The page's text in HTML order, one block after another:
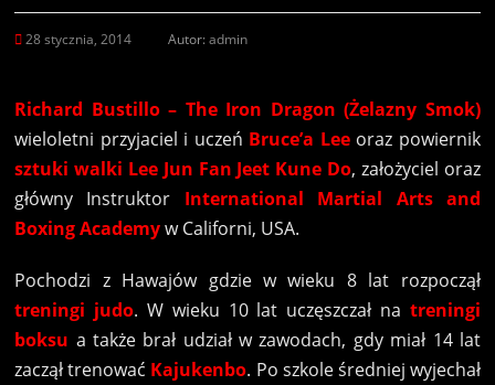
28 stycznia, 2014 Autor:admin
Richard Bustillo– The Iron Dragon(Żelazny Smok)
wieloletni przyjaciel i uczeń Bruce’a Leeoraz powiernik
sztuki walki Lee Jun Fan Jeet Kune Do, założyciel oraz
główny Instruktor International Martial Arts and
Boxing Academyw Californi, USA.
Pochodzi z Hawajów gdzie w wieku 8 lat rozpoczął
treningi judo. W wieku 10 lat uczęszczał na treningi
boksu a także brał udział w zawodach, gdy miał 14 lat
zaczął trenować Kajukenbo. Po szkole średniej wyjechał